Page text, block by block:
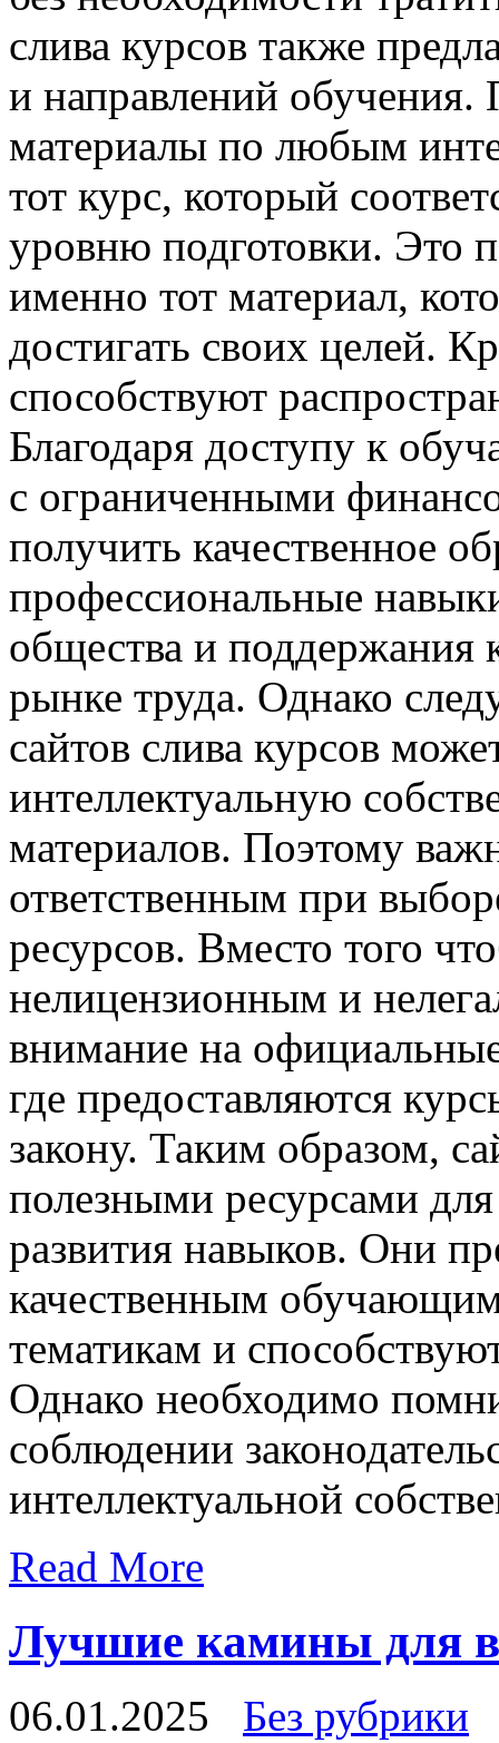
слива курсов также
и направлений обучения.
материалы по любым
тот курс, который
уровню подготовки. Это
именно тот материал,
достигать своих целей.
способствуют
Благодаря доступу к
с ограниченными
получить качественное
профессиональные
общества и поддержания
рынке труда. Однако
сайтов слива курсов
интеллектуальную
материалов. Поэтому
ответственным при
ресурсов. Вместо того
нелицензионным и
внимание на
где предоставляются
закону. Таким образом,
полезными ресурсами
развития навыков. Они
качественным
тематикам и
Однако необходимо
соблюдении
интеллектуальной
Read More
Лучшие камины для
06.01.2025 Без рубрики